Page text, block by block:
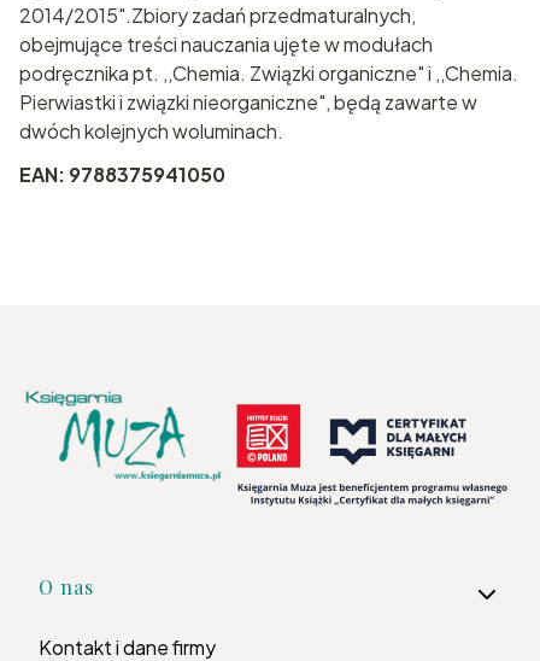
2014/2015".Zbiory zadań przedmaturalnych,
obejmujące treści nauczania ujęte w modułach
podręcznika pt. ,,Chemia. Związki organiczne" i ,,Chemia.
Pierwiastki i związki nieorganiczne", będą zawarte w
dwóch kolejnych woluminach.
EAN: 9788375941050
Linki w stopce
O nas
Kontakt i dane firmy